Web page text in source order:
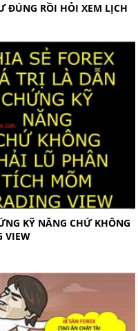
ĐÚNG RỒI HỎI XEM LỊCH
KỸ NĂNG CHỨ KHÔNG
VIEW